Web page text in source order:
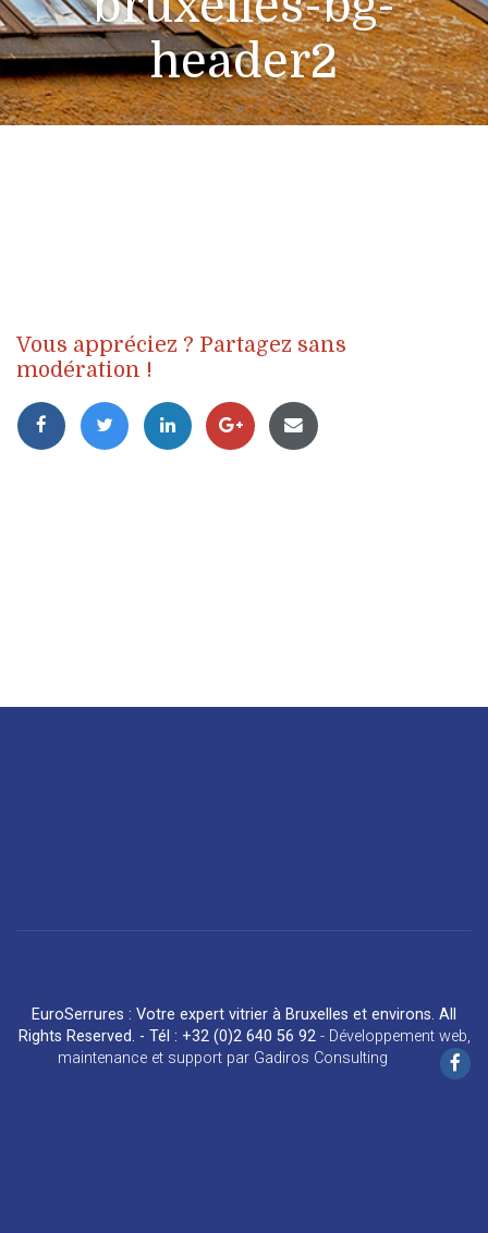
header2
Vous appréciez ? Partagez sans
modération !
EuroSerrures : Votre expert vitrier à Bruxelles et environs. All
Rights Reserved. - Tél : +32 (0)2 640 56 92- Développement web,
maintenance et support par Gadiros Consulting